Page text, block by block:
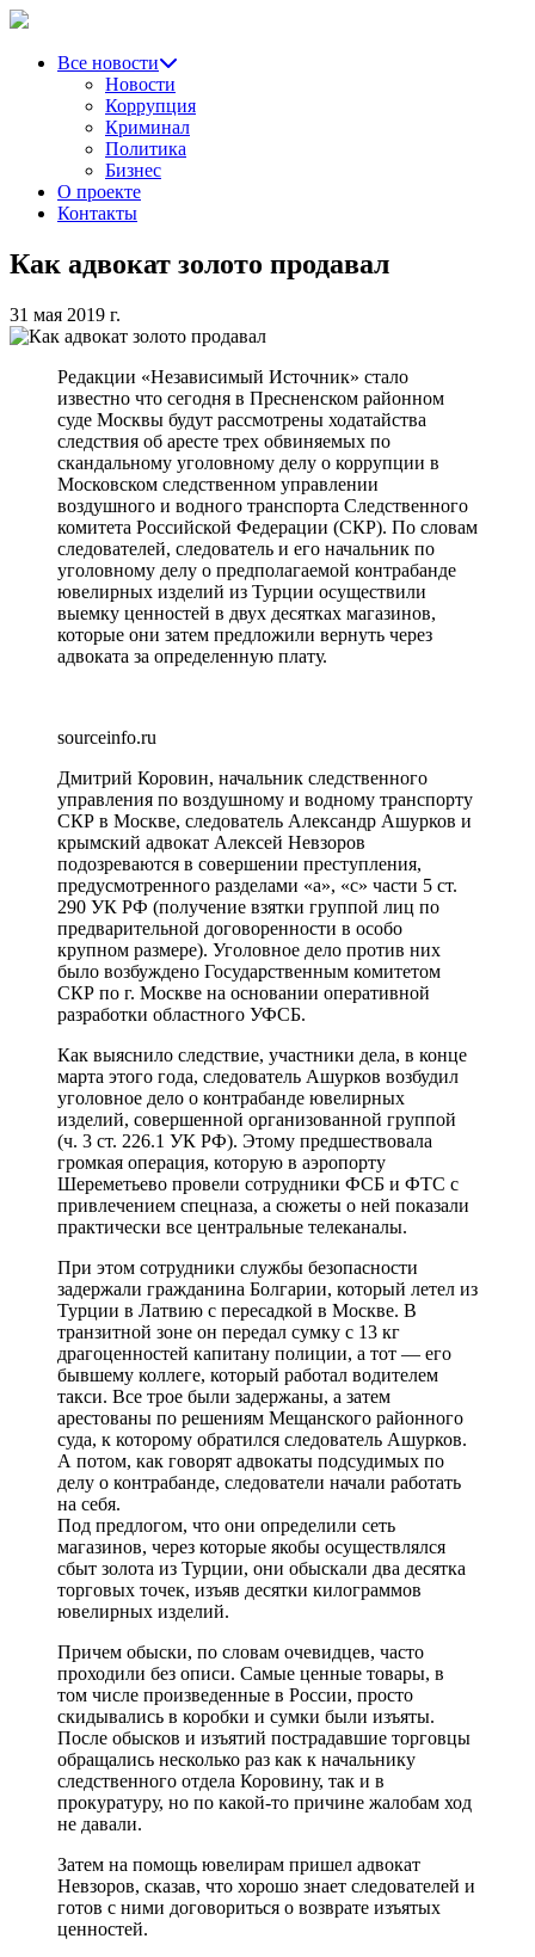
Все новости
Новости
Коррупция
Криминал
Политика
Бизнес
О проекте
Контакты
Как адвокат золото продавал
31 мая 2019 г.
Редакции «Независимый Источник» стало
известно что сегодня в Пресненском районном
суде Москвы будут рассмотрены ходатайства
следствия об аресте трех обвиняемых по
скандальному уголовному делу о коррупции в
Московском следственном управлении
воздушного и водного транспорта Следственного
комитета Российской Федерации (СКР). По словам
следователей, следователь и его начальник по
уголовному делу о предполагаемой контрабанде
ювелирных изделий из Турции осуществили
выемку ценностей в двух десятках магазинов,
которые они затем предложили вернуть через
адвоката за определенную плату.
sourceinfo.ru
Дмитрий Коровин, начальник следственного
управления по воздушному и водному транспорту
СКР в Москве, следователь Александр Ашурков и
крымский адвокат Алексей Невзоров
подозреваются в совершении преступления,
предусмотренного разделами «а», «с» части 5 ст.
290 УК РФ (получение взятки группой лиц по
предварительной договоренности в особо
крупном размере). Уголовное дело против них
было возбуждено Государственным комитетом
СКР по г. Москве на основании оперативной
разработки областного УФСБ.
Как выяснило следствие, участники дела, в конце
марта этого года, следователь Ашурков возбудил
уголовное дело о контрабанде ювелирных
изделий, совершенной организованной группой
(ч. 3 ст. 226.1 УК РФ). Этому предшествовала
громкая операция, которую в аэропорту
Шереметьево провели сотрудники ФСБ и ФТС с
привлечением спецназа, а сюжеты о ней показали
практически все центральные телеканалы.
При этом сотрудники службы безопасности
задержали гражданина Болгарии, который летел из
Турции в Латвию с пересадкой в Москве. В
транзитной зоне он передал сумку с 13 кг
драгоценностей капитану полиции, а тот — его
бывшему коллеге, который работал водителем
такси. Все трое были задержаны, а затем
арестованы по решениям Мещанского районного
суда, к которому обратился следователь Ашурков.
А потом, как говорят адвокаты подсудимых по
делу о контрабанде, следователи начали работать
на себя.
Под предлогом, что они определили сеть
магазинов, через которые якобы осуществлялся
сбыт золота из Турции, они обыскали два десятка
торговых точек, изъяв десятки килограммов
ювелирных изделий.
Причем обыски, по словам очевидцев, часто
проходили без описи. Самые ценные товары, в
том числе произведенные в России, просто
скидывались в коробки и сумки были изъяты.
После обысков и изъятий пострадавшие торговцы
обращались несколько раз как к начальнику
следственного отдела Коровину, так и в
прокуратуру, но по какой-то причине жалобам ход
не давали.
Затем на помощь ювелирам пришел адвокат
Невзоров, сказав, что хорошо знает следователей и
готов с ними договориться о возврате изъятых
ценностей.